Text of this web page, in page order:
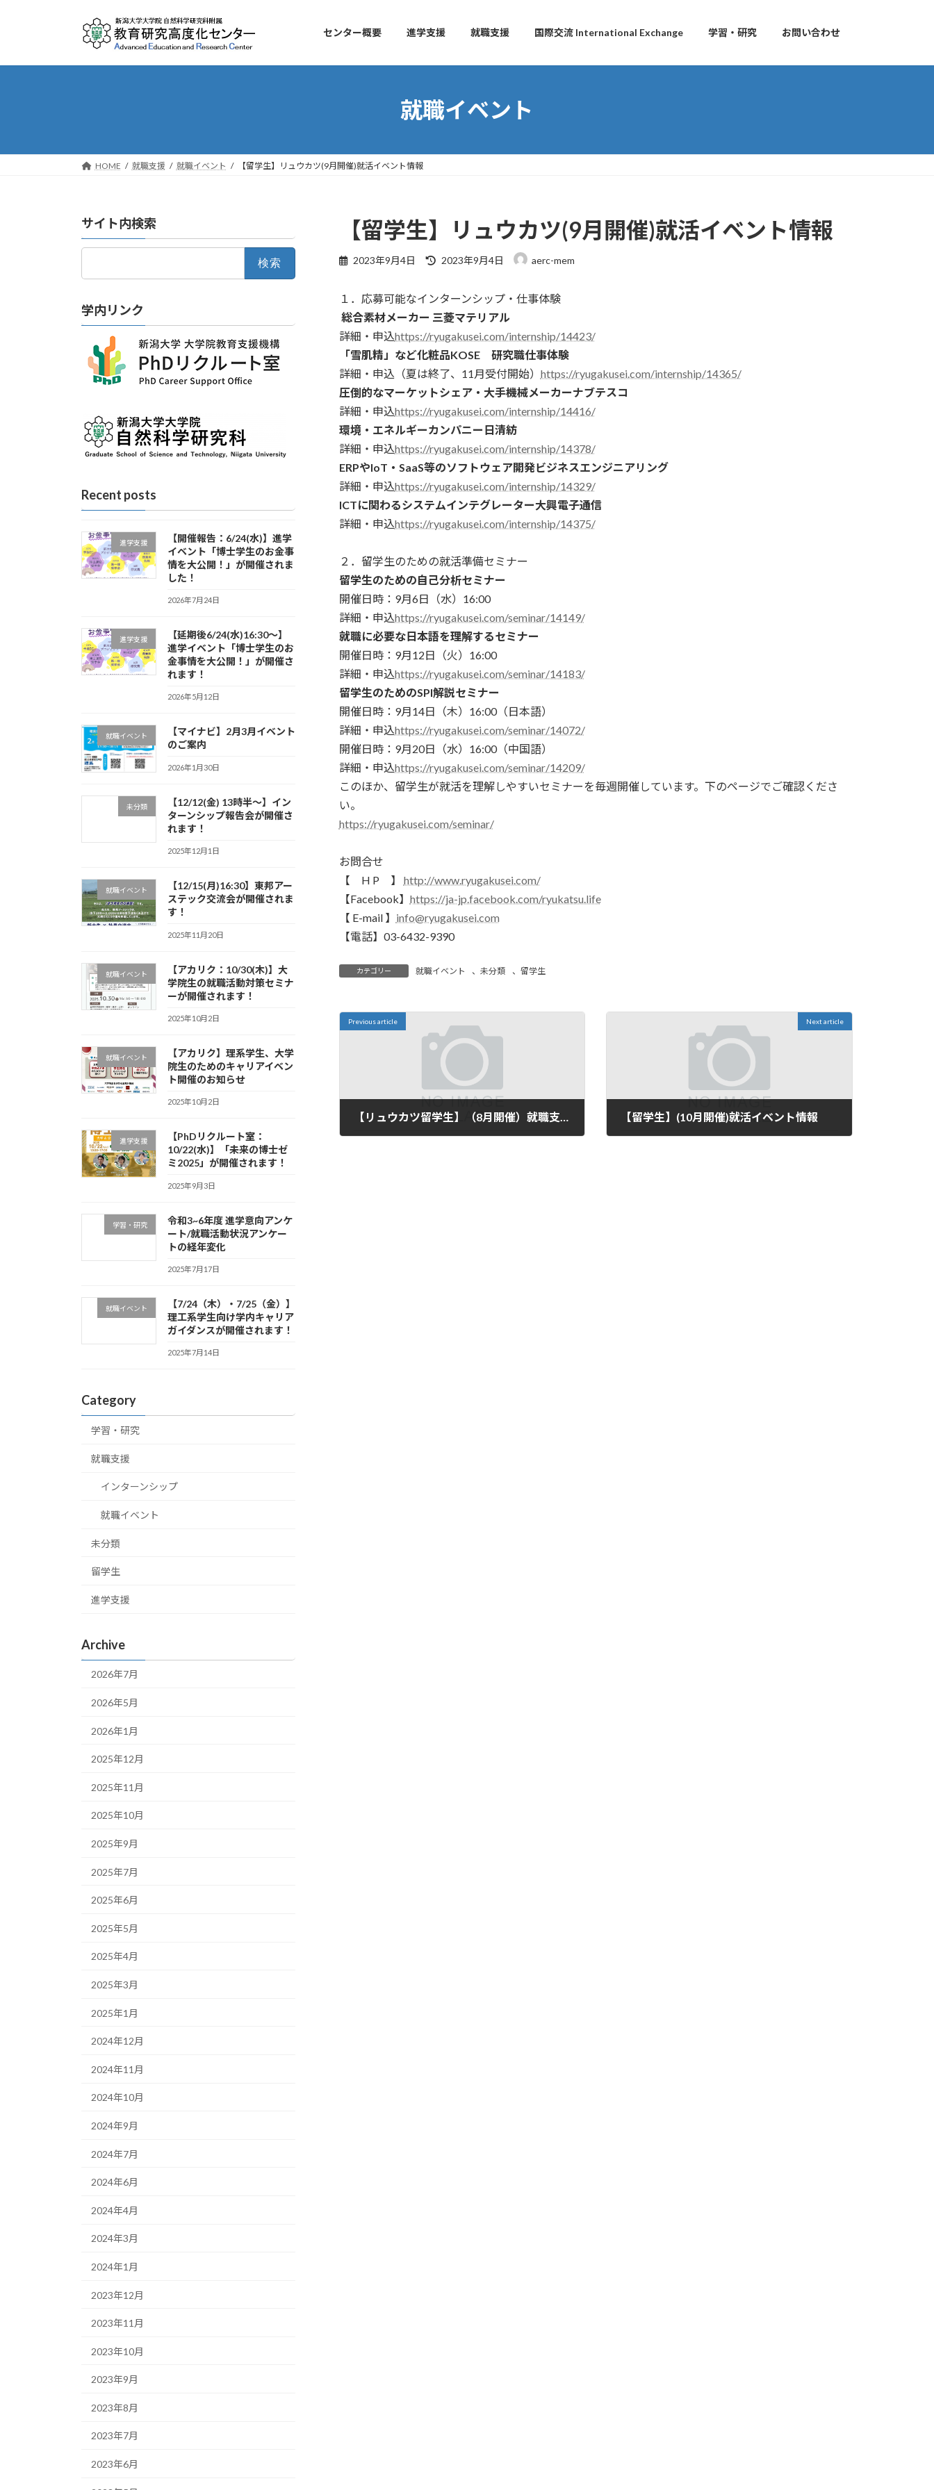
センター概要 進学支援 就職支援 国際交流 International Exchange 学習・研究 お問い合わせ
就職イベント
HOME 就職支援 就職イベント 【留学生】リュウカツ(9月開催)就活イベント情報
【留学生】リュウカツ(9月開催)就活イベント情報
2023年9月4日
Last
updated
2023年9月4日 aerc-mem
１．応募可能なインターンシップ・仕事体験
総合素材メーカー 三菱マテリアル
詳細・申込https://ryugakusei.com/internship/14423/
「雪肌精」など化粧品KOSE 研究職仕事体験
詳細・申込（夏は終了、11月受付開始） https://ryugakusei.com/internship/14365/
圧倒的なマーケットシェア・大手機械メーカーナブテスコ
詳細・申込https://ryugakusei.com/internship/14416/
環境・エネルギーカンパニー日清紡
詳細・申込https://ryugakusei.com/internship/14378/
ERPやIoT・SaaS等のソフトウェア開発ビジネスエンジニアリング
詳細・申込https://ryugakusei.com/internship/14329/
ICTに関わるシステムインテグレーター大興電子通信
詳細・申込https://ryugakusei.com/internship/14375/
２．留学生のための就活準備セミナー
留学生のための自己分析セミナー
開催日時：9月6日（水）16:00
詳細・申込https://ryugakusei.com/seminar/14149/
就職に必要な日本語を理解するセミナー
開催日時：9月12日（火）16:00
詳細・申込https://ryugakusei.com/seminar/14183/
留学生のためのSPI解説セミナー
開催日時：9月14日（木）16:00（日本語）
詳細・申込https://ryugakusei.com/seminar/14072/
開催日時：9月20日（水）16:00（中国語）
詳細・申込https://ryugakusei.com/seminar/14209/
このほか、留学生が就活を理解しやすいセミナーを毎週開催しています。下のページでご確認くださ
い。
https://ryugakusei.com/seminar/
お問合せ
【 H P 】 http://www.ryugakusei.com/
【Facebook】 https://ja-jp.facebook.com/ryukatsu.life
【 E-mail 】 info@ryugakusei.com
【電話】03-6432-9390
カテゴリー 就職イベント 、未分類 、 留学生
Previous article
【リュウカツ留学生】（8月開催）就職支援セミナーのご案内＜リュウカツ＞
Next article
【留学生】(10月開催)就活イベント情報
サイト内検索
学内リンク
Recent posts
進学支援
【開催報告：6/24(水)】進学
イベント「博士学生のお金事
情を大公開！」が開催されま
した！
2026年7月24日
進学支援
【延期後6/24(水)16:30～】
進学イベント「博士学生のお
金事情を大公開！」が開催さ
れます！
2026年5月12日
就職イベント
【マイナビ】2月3月イベント
のご案内
2026年1月30日
未分類
【12/12(金) 13時半～】イン
ターンシップ報告会が開催さ
れます！
2025年12月1日
就職イベント
【12/15(月)16:30】東邦アー
ステック交流会が開催されま
す！
2025年11月20日
就職イベント
【アカリク：10/30(木)】大
学院生の就職活動対策セミナ
ーが開催されます！
2025年10月2日
就職イベント
【アカリク】理系学生、大学
院生のためのキャリアイベン
ト開催のお知らせ
2025年10月2日
進学支援
【PhDリクルート室：
10/22(水)】「未来の博士ゼ
ミ2025」が開催されます！
2025年9月3日
学習・研究
令和3~6年度 進学意向アンケ
ート/就職活動状況アンケー
トの経年変化
2025年7月17日
就職イベント
【7/24（木）・7/25（金）】
理工系学生向け学内キャリア
ガイダンスが開催されます！
2025年7月14日
Category
学習・研究
就職支援
インターンシップ
就職イベント
未分類
留学生
進学支援
Archive
2026年7月
2026年5月
2026年1月
2025年12月
2025年11月
2025年10月
2025年9月
2025年7月
2025年6月
2025年5月
2025年4月
2025年3月
2025年1月
2024年12月
2024年11月
2024年10月
2024年9月
2024年7月
2024年6月
2024年4月
2024年3月
2024年1月
2023年12月
2023年11月
2023年10月
2023年9月
2023年8月
2023年7月
2023年6月